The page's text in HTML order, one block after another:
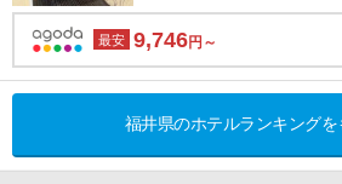
最安 9,746円～
福井県のホテルランキングを